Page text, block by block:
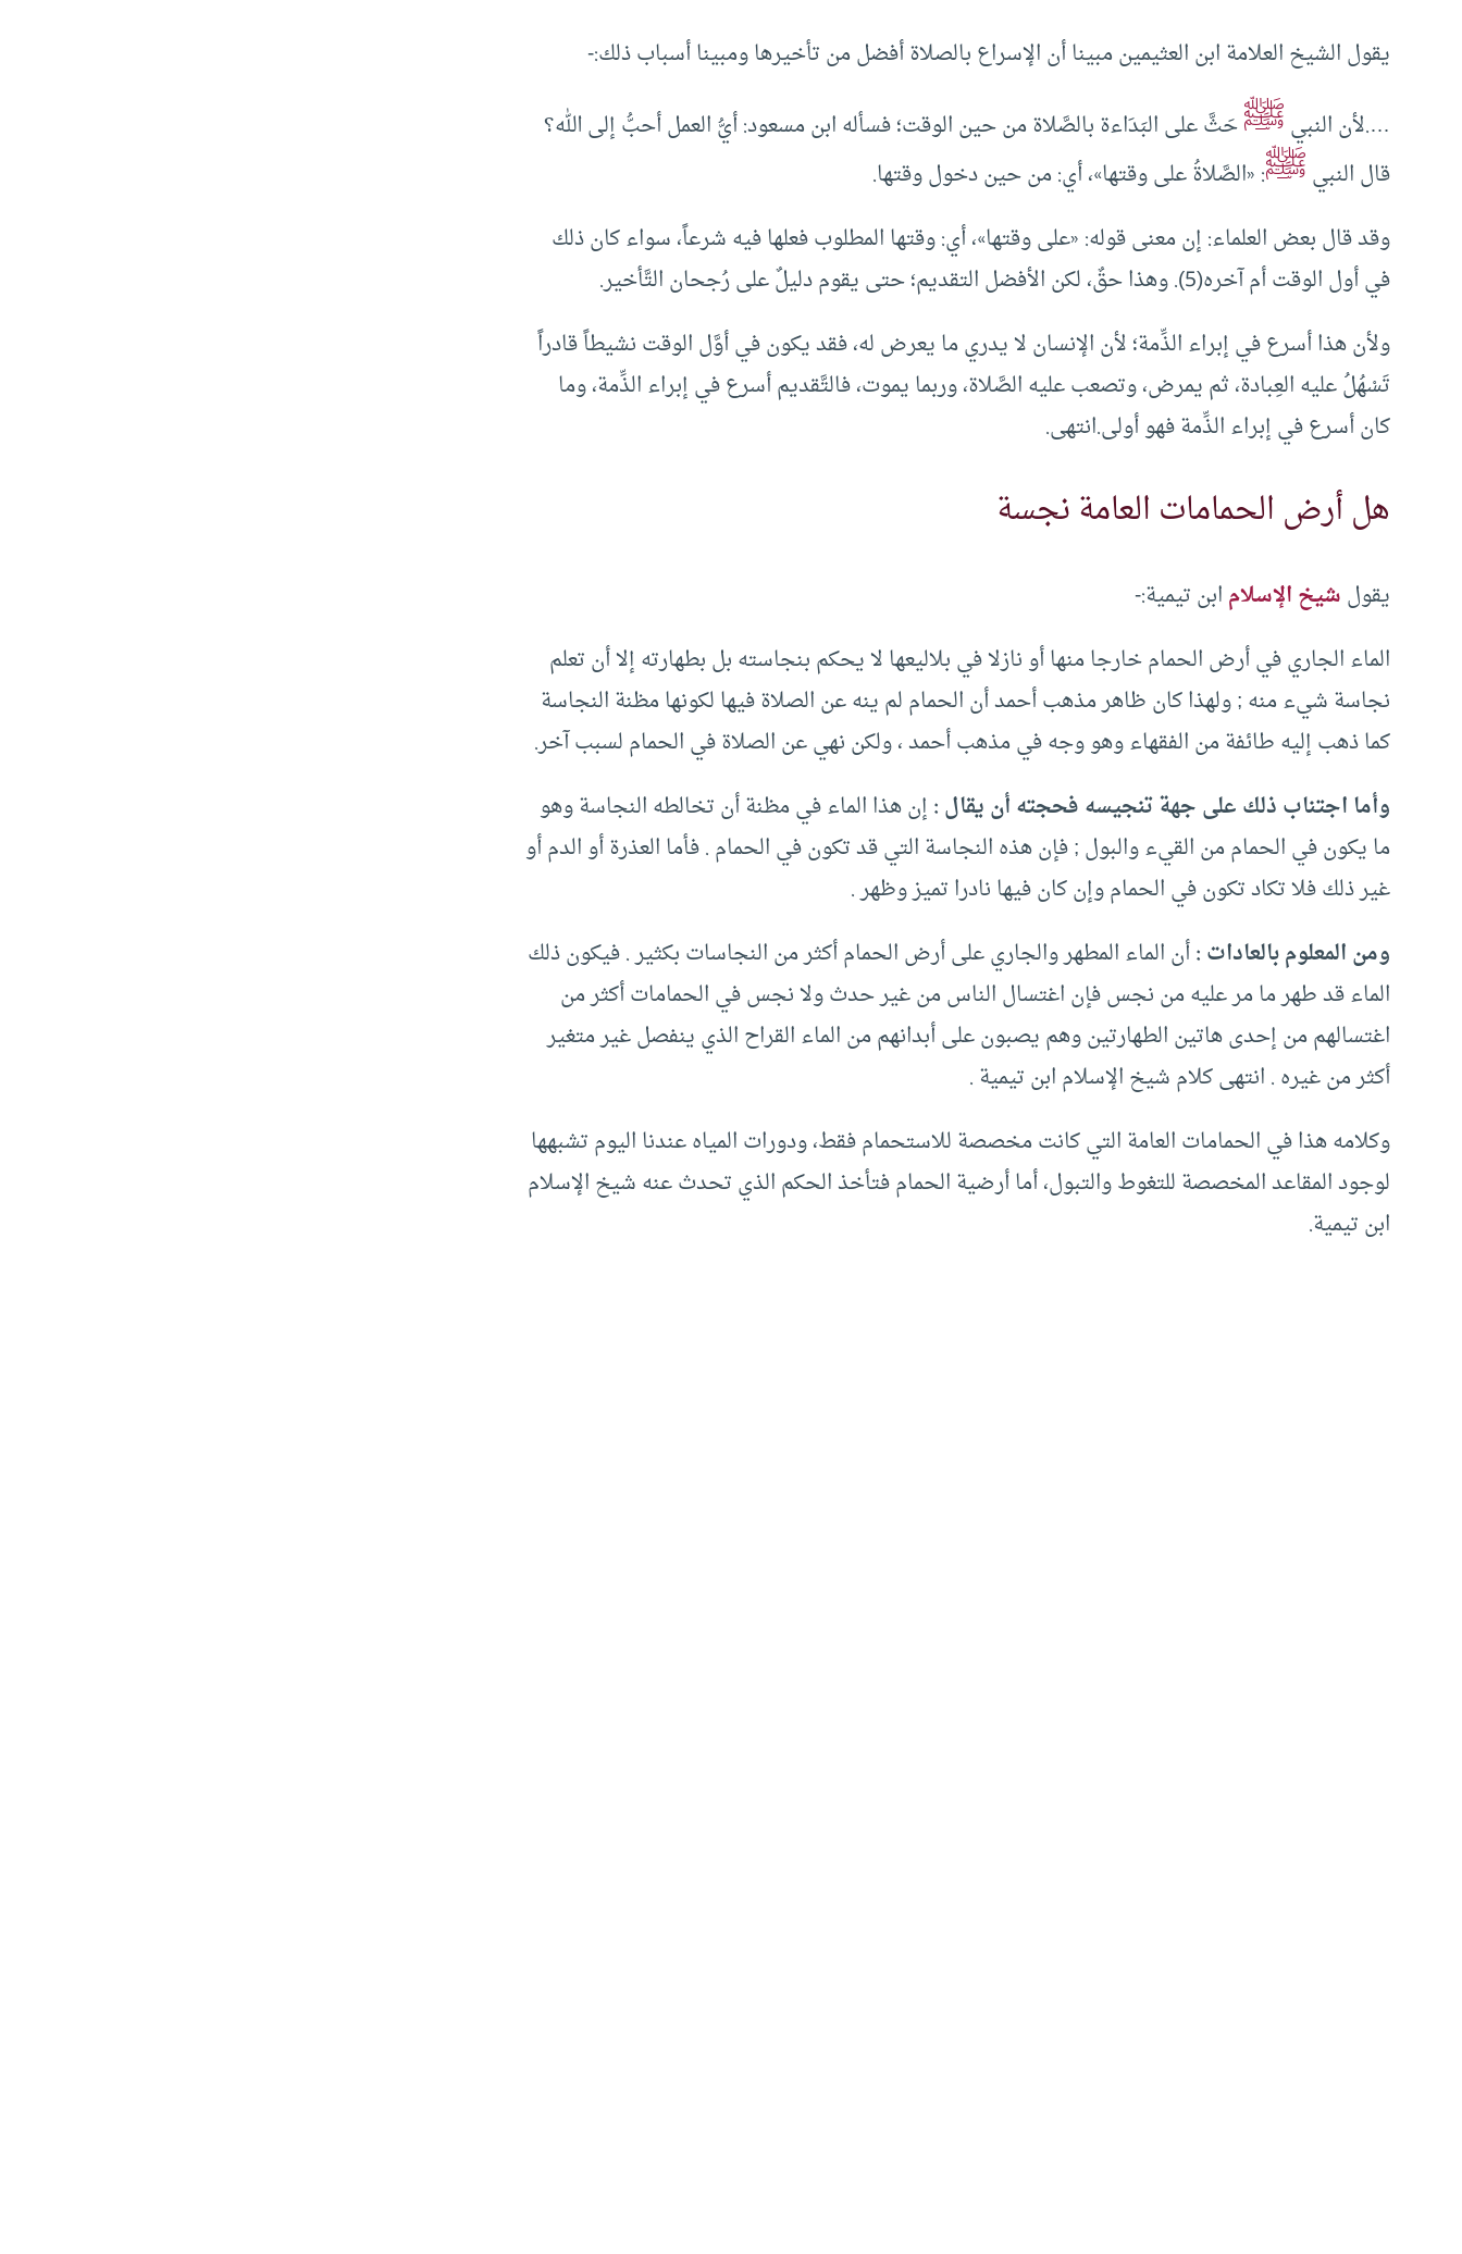
يقول الشيخ العلامة ابن العثيمين مبينا أن الإسراع بالصلاة أفضل من تأخيرها ومبينا أسباب ذلك:-
….لأن النبيﷺحَثَّ على البَدَاءة بالصَّلاة من حين الوقت؛ فسأله ابن مسعود: أيُّ العمل أحبُّ إلى الله؟
قال النبيﷺ: «الصَّلاةُ على وقتها»، أي: من حين دخول وقتها.
وقد قال بعض العلماء: إن معنى قوله: «على وقتها»، أي: وقتها المطلوب فعلها فيه شرعاً، سواء كان ذلك
في أول الوقت أم آخره(5). وهذا حقٌ، لكن الأفضل التقديم؛ حتى يقوم دليلٌ على رُجحان التَّأخير.
ولأن هذا أسرع في إبراء الذِّمة؛ لأن الإنسان لا يدري ما يعرض له، فقد يكون في أوَّل الوقت نشيطاً قادراً
تَسْهُلُ عليه العِبادة، ثم يمرض، وتصعب عليه الصَّلاة، وربما يموت، فالتَّقديم أسرع في إبراء الذِّمة، وما
كان أسرع في إبراء الذِّمة فهو أولى.انتهى.
هل أرض الحمامات العامة نجسة
يقولشيخ الإسلامابن تيمية:-
الماء الجاري في أرض الحمام خارجا منها أو نازلا في بلاليعها لا يحكم بنجاسته بل بطهارته إلا أن تعلم
نجاسة شيء منه ; ولهذا كان ظاهر مذهب أحمد أن الحمام لم ينه عن الصلاة فيها لكونها مظنة النجاسة
كما ذهب إليه طائفة من الفقهاء وهو وجه في مذهب أحمد ، ولكن نهي عن الصلاة في الحمام لسبب آخر.
وأما اجتناب ذلك على جهة تنجيسه فحجته أن يقال :إن هذا الماء في مظنة أن تخالطه النجاسة وهو
ما يكون في الحمام من القيء والبول ; فإن هذه النجاسة التي قد تكون في الحمام . فأما العذرة أو الدم أو
غير ذلك فلا تكاد تكون في الحمام وإن كان فيها نادرا تميز وظهر .
ومن المعلوم بالعادات :أن الماء المطهر والجاري على أرض الحمام أكثر من النجاسات بكثير . فيكون ذلك
الماء قد طهر ما مر عليه من نجس فإن اغتسال الناس من غير حدث ولا نجس في الحمامات أكثر من
اغتسالهم من إحدى هاتين الطهارتين وهم يصبون على أبدانهم من الماء القراح الذي ينفصل غير متغير
أكثر من غيره . انتهى كلام شيخ الإسلام ابن تيمية .
وكلامه هذا في الحمامات العامة التي كانت مخصصة للاستحمام فقط، ودورات المياه عندنا اليوم تشبهها
لوجود المقاعد المخصصة للتغوط والتبول، أما أرضية الحمام فتأخذ الحكم الذي تحدث عنه شيخ الإسلام
ابن تيمية.